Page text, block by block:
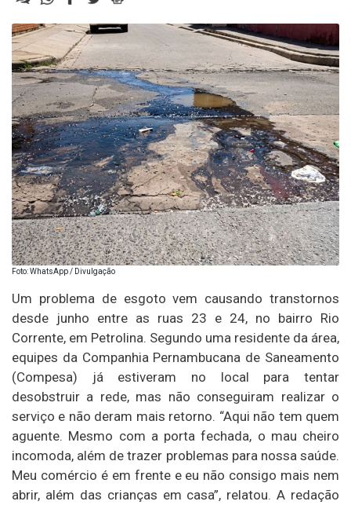
Foto: WhatsApp / Divulgação
Um problema de esgoto vem causando transtornos
desde junho entre as ruas 23 e 24, no bairro Rio
Corrente, em Petrolina. Segundo uma residente da área,
equipes da Companhia Pernambucana de Saneamento
(Compesa) já estiveram no local para tentar
desobstruir a rede, mas não conseguiram realizar o
serviço e não deram mais retorno. “Aqui não tem quem
aguente. Mesmo com a porta fechada, o mau cheiro
incomoda, além de trazer problemas para nossa saúde.
Meu comércio é em frente e eu não consigo mais nem
abrir, além das crianças em casa”, relatou. A redação